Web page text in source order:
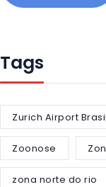
Tags
Zurich Airport Brasil
Zoonose
zona norte do rio